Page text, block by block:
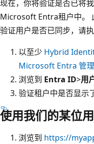
现在，你将验证是否已将
Microsoft Entra租户中。
验证用户是否已同步，请执
以至少 Hybrid
Microsoft Entra 管
浏览到 Entra ID>用
验证租户中是否显示
使用我们的某位
浏览到 https://